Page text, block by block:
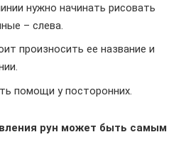
нужно начинать рисовать
– слева.
произносить ее название и
помощи у посторонних.
рун может быть самым